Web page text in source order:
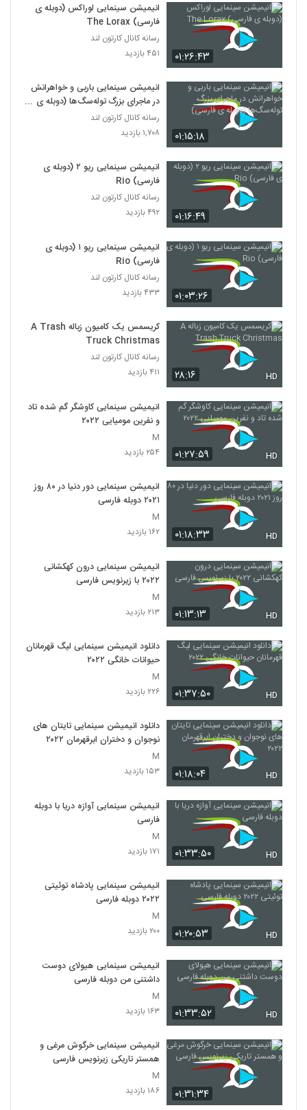
۰۱:۲۶:۴۳
انیمیشن سینمایی لوراکس (دوبله ی
فارسی) The Lorax
رسانه کانال کارتون لند
۴۵۱ بازدید
۰۱:۱۵:۱۸
انیمیشن‌ سینمایی باربی و خواهرانش
در ماجرای بزرگ توله‌سگ‌ها (دوبله ی
فارسی)
رسانه کانال کارتون لند
۱,۷۰۸ بازدید
۰۱:۱۶:۴۹
انیمیشن‌ سینمایی ریو ۲ (دوبله ی
فارسی) Rio
رسانه کانال کارتون لند
۴۹۲ بازدید
۰۱:۰۳:۲۶
انیمیشن‌ سینمایی ریو ۱ (دوبله ی
فارسی) Rio
رسانه کانال کارتون لند
۴۳۳ بازدید
۲۸:۱۶ HD
کریسمس یک کامیون زباله A Trash
Truck Christmas
رسانه کانال کارتون لند
۴۱۱ بازدید
۰۱:۲۷:۵۹ HD
انیمیشن سینمایی کاوشگر گم شده تاد
و نفرین مومیایی ۲۰۲۲
M
۲۵۴ بازدید
۰۱:۱۸:۳۳ HD
انیمیشن سینمایی دور دنیا در ۸۰ روز
۲۰۲۱ دوبله فارسی
M
۱۶۲ بازدید
۰۱:۱۳:۱۳ HD
انیمیشن سینمایی درون کهکشانی
۲۰۲۲ با زیرنویس فارسی
M
۲۱۳ بازدید
۰۱:۳۷:۵۰ HD
دانلود انیمیشن سینمایی لیگ قهرمانان
حیوانات خانگی ۲۰۲۲
M
۲۲۶ بازدید
۰۱:۱۸:۰۴ HD
دانلود انیمیشن سینمایی تایتان های
نوجوان و دختران ابرقهرمان ۲۰۲۲
M
۱۵۳ بازدید
۰۱:۳۳:۵۰ HD
انیمیشن سینمایی آوازه دریا با دوبله
فارسی
M
۱۷۱ بازدید
۰۱:۲۰:۵۳ HD
انیمیشن سینمایی پادشاه توئیتی
۲۰۲۲ دوبله فارسی
M
۲۰۰ بازدید
۰۱:۳۳:۵۲ HD
انیمیشن سینمایی هیولای دوست
داشتنی من دوبله فارسی
M
۱۶۳ بازدید
۰۱:۳۱:۳۴
انیمیشن سینمایی خرگوش مرغی و
همستر تاریکی زیرنویس فارسی
M
۱۸۶ بازدید